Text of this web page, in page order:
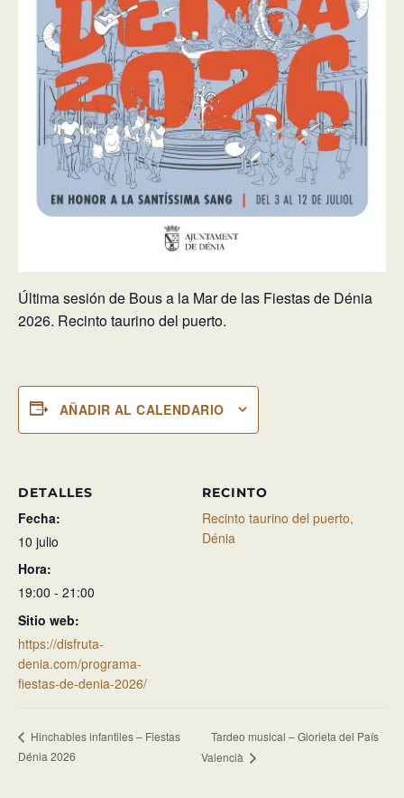
Última sesión de Bous a la Mar de las Fiestas de Dénia
2026. Recinto taurino del puerto.
AÑADIR AL CALENDARIO
DETALLES
Fecha:
10 julio
Hora:
19:00 - 21:00
Sitio web:
https://disfruta-
denia.com/programa-
fiestas-de-denia-2026/
RECINTO
Recinto taurino del puerto,
Dénia
Hinchables infantiles – Fiestas
Dénia 2026
Tardeo musical – Glorieta del País
Valencià